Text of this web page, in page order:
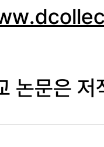
논문은